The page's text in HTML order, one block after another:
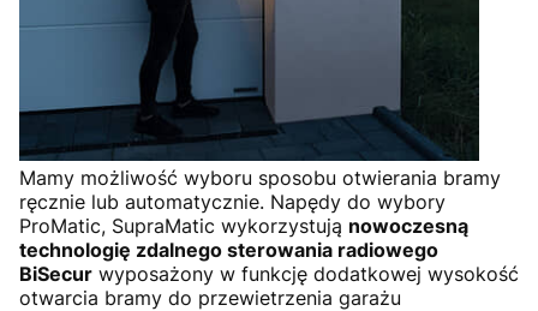
Mamy możliwość wyboru sposobu otwierania bramy
ręcznie lub automatycznie. Napędy do wybory
ProMatic, SupraMatic wykorzystują nowoczesną
technologię zdalnego sterowania radiowego
BiSecur wyposażony w funkcję dodatkowej wysokość
otwarcia bramy do przewietrzenia garażu